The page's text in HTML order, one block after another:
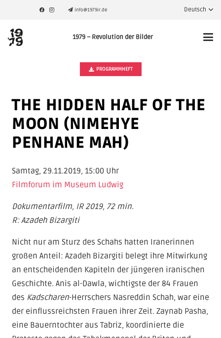
info@1979ir.de Deutsch
1979 – Revolution der Bilder
PROGRAMMHEFT
THE HIDDEN HALF OF THE
MOON (NIMEHYE
PENHANE MAH)
Samtag, 29.11.2019, 15:00 Uhr
Filmforum im Museum Ludwig
Dokumentarfilm, IR 2019, 72 min.
R: Azadeh Bizargiti
Nicht nur am Sturz des Schahs hatten Iranerinnen
großen Anteil: Azadeh Bizargiti belegt ihre Mitwirkung
an entscheidenden Kapiteln der jüngeren iranischen
Geschichte. Anis al-Dawla, wichtigste der 84 Frauen
des Kadscharen-Herrschers Nasreddin Schah, war eine
der einflussreichsten Frauen ihrer Zeit. Zaynab Pasha,
eine Bauerntochter aus Tabriz, koordinierte die